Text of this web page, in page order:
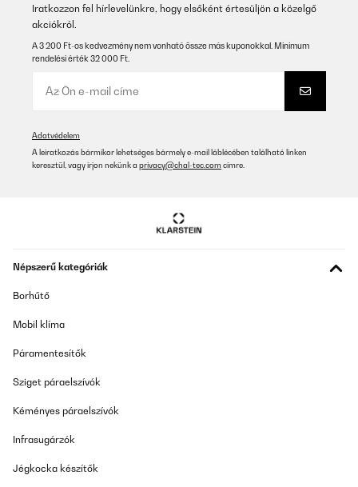
Iratkozzon fel hírlevelünkre, hogy elsőként értesüljön a közelgő
akciókról.
A 3 200 Ft-os kedvezmény nem vonható össze más kuponokkal. Minimum
rendelési érték 32 000 Ft.
Adatvédelem
A leiratkozás bármikor lehetséges bármely e-mail láblécében található linken
keresztül, vagy írjon nekünk a privacy@chal-tec.com címre.
Népszerű kategóriák
Borhűtő
Mobil klíma
Páramentesítők
Sziget páraelszívók
Kéményes páraelszívók
Infrasugárzók
Jégkocka készítők